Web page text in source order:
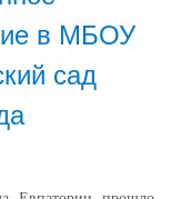
в МБОУ
сад